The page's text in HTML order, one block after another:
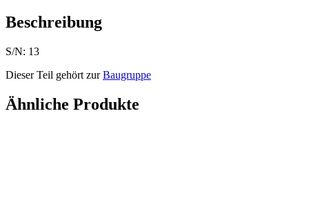
Beschreibung
S/N: 13
Dieser Teil gehört zurBaugruppe
Ähnliche Produkte